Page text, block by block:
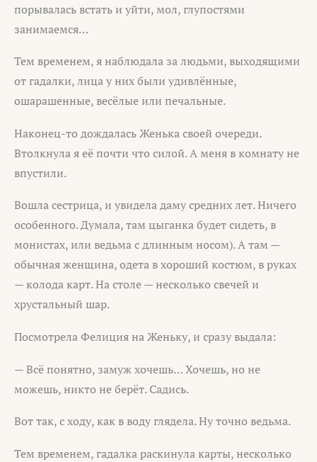
порывалась встать и уйти, мол, глупостями
занимаемся…
Тем временем, я наблюдала за людьми, выходящими
от гадалки, лица у них были удивлённые,
ошарашенные, весёлые или печальные.
Наконец-то дождалась Женька своей очереди.
Втолкнула я её почти что силой. А меня в комнату не
впустили.
Вошла сестрица, и увидела даму средних лет. Ничего
особенного. Думала, там цыганка будет сидеть, в
монистах, или ведьма с длинным носом). А там —
обычная женщина, одета в хороший костюм, в руках
— колода карт. На столе — несколько свечей и
хрустальный шар.
Посмотрела Фелиция на Женьку, и сразу выдала:
— Всё понятно, замуж хочешь… Хочешь, но не
можешь, никто не берёт. Садись.
Вот так, с ходу, как в воду глядела. Ну точно ведьма.
Тем временем, гадалка раскинула карты, несколько